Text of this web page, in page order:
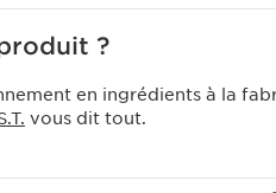
?
en ingrédients à la
vous dit tout.